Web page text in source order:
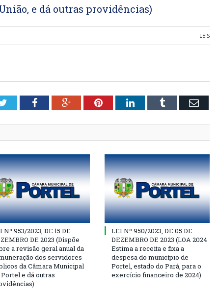
e dá outras providências)
LEIS
TwitterFacebookGoogle+PinterestLinkedInTumblr Email
Nº 953/2023, DE 15 DE
DE 2023 (Dispõe
a revisão geral anual da
dos servidores
da Câmara Municipal
e dá outras
LEI Nº 950/2023, DE 05 DE
DEZEMBRO DE 2023 (LOA 2024
Estima a receita e fixa a
despesa do município de
Portel, estado do Pará, para o
exercício financeiro de 2024)